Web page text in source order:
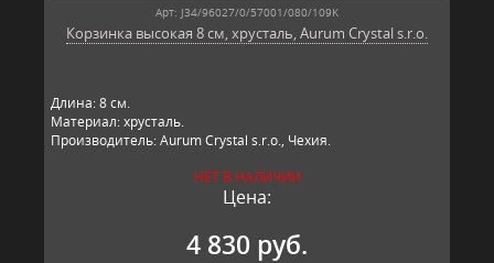
Арт: J34/96027/0/57001/080/109K
Корзинка высокая 8 см, хрусталь, Aurum Crystal s.r.o.
Длина: 8 см.
Материал: хрусталь.
Производитель: Aurum Crystal s.r.o., Чехия.
НЕТ В НАЛИЧИИ
Цена:
4 830 руб.